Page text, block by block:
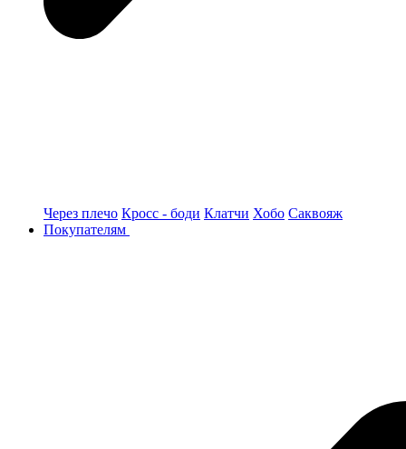
Через плечо Кросс - боди Клатчи Хобо Саквояж
Покупателям